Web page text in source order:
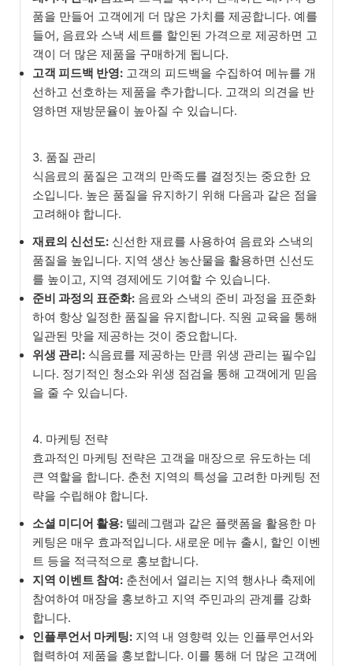
품을 만들어 고객에게 더 많은 가치를 제공합니다. 예를
들어, 음료와 스낵 세트를 할인된 가격으로 제공하면 고
객이 더 많은 제품을 구매하게 됩니다.
고객 피드백 반영: 고객의 피드백을 수집하여 메뉴를 개
선하고 선호하는 제품을 추가합니다. 고객의 의견을 반
영하면 재방문율이 높아질 수 있습니다.
3. 품질 관리
식음료의 품질은 고객의 만족도를 결정짓는 중요한 요
소입니다. 높은 품질을 유지하기 위해 다음과 같은 점을
고려해야 합니다.
재료의 신선도: 신선한 재료를 사용하여 음료와 스낵의
품질을 높입니다. 지역 생산 농산물을 활용하면 신선도
를 높이고, 지역 경제에도 기여할 수 있습니다.
준비 과정의 표준화: 음료와 스낵의 준비 과정을 표준화
하여 항상 일정한 품질을 유지합니다. 직원 교육을 통해
일관된 맛을 제공하는 것이 중요합니다.
위생 관리: 식음료를 제공하는 만큼 위생 관리는 필수입
니다. 정기적인 청소와 위생 점검을 통해 고객에게 믿음
을 줄 수 있습니다.
4. 마케팅 전략
효과적인 마케팅 전략은 고객을 매장으로 유도하는 데
큰 역할을 합니다. 춘천 지역의 특성을 고려한 마케팅 전
략을 수립해야 합니다.
소셜 미디어 활용: 텔레그램과 같은 플랫폼을 활용한 마
케팅은 매우 효과적입니다. 새로운 메뉴 출시, 할인 이벤
트 등을 적극적으로 홍보합니다.
지역 이벤트 참여: 춘천에서 열리는 지역 행사나 축제에
참여하여 매장을 홍보하고 지역 주민과의 관계를 강화
합니다.
인플루언서 마케팅: 지역 내 영향력 있는 인플루언서와
협력하여 제품을 홍보합니다. 이를 통해 더 많은 고객에